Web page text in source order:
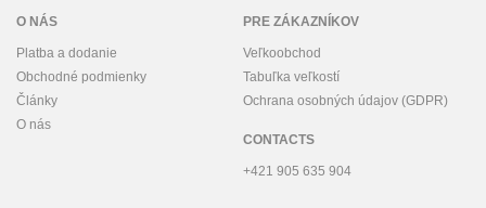
O NÁS
Platba a dodanie
Obchodné podmienky
Články
O nás
PRE ZÁKAZNÍKOV
Veľkoobchod
Tabuľka veľkostí
Ochrana osobných údajov (GDPR)
CONTACTS
+421 905 635 904